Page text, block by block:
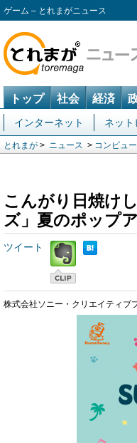
ゲーム – とれまがニュース
トップ 社会 経済
インターネット ネット
とれまが > ニュース > コンピュ
こんがり日焼け
ズ」夏のポップ
ツイート
株式会社ソニー・クリエイティブ